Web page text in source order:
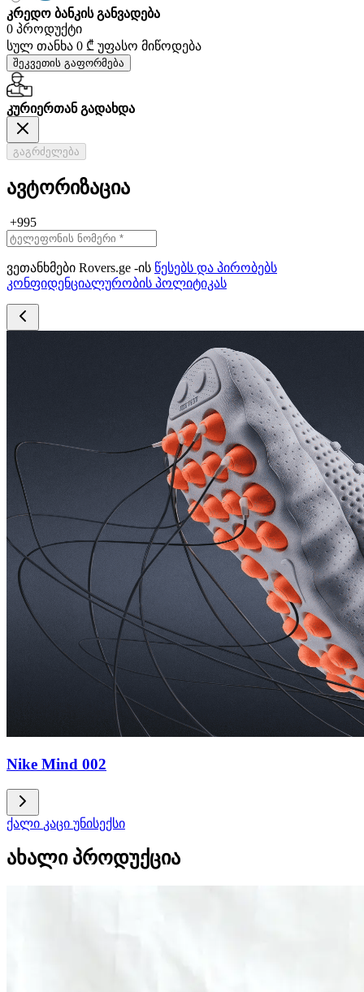
კრედო ბანკის განვადება
0 პროდუქტი
სულ თანხა 0 ₾ უფასო მიწოდება
შეკვეთის გაფორმება
კურიერთან გადახდა
გაგრძელება
ავტორიზაცია
+995
ვეთანხმები Rovers.ge -ის წესებს და პირობებს
კონფიდენციალურობის პოლიტიკას
Nike Mind 002
ქალი კაცი უნისექსი
ახალი პროდუქცია